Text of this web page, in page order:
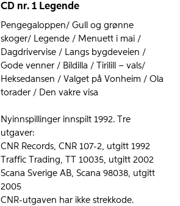
CD nr. 1 Legende
Pengegaloppen/ Gull og grønne
skoger/ Legende / Menuett i mai /
Dagdrivervise / Langs bygdeveien /
Gode venner / Bildilla / Tirilill – vals/
Heksedansen / Valget på Vonheim / Ola
torader / Den vakre visa
Nyinnspillinger innspilt 1992. Tre
utgaver:
CNR Records, CNR 107-2, utgitt 1992
Traffic Trading, TT 10035, utgitt 2002
Scana Sverige AB, Scana 98038, utgitt
2005
CNR-utgaven har ikke strekkode.